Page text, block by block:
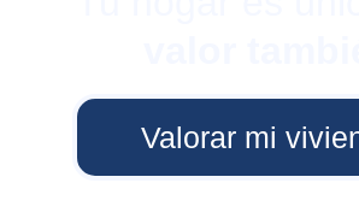
Valorar mi